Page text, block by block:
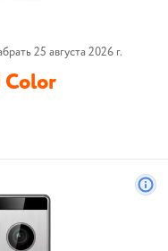
25 августа 2026 г.
Color